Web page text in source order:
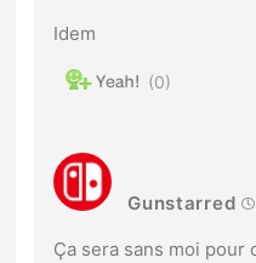
Idem
0
Gunstarred
Ça sera sans moi pour